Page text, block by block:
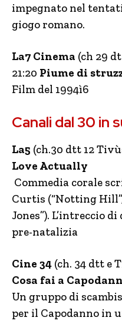
impegnato nel
giogo romano.
La7 Cinema (ch 29
21:20 Piume di
Film del 1994ì6
Canali dal 30 in
La5 (ch.30 dtt 12
Love Actually
Commedia corale
Curtis (“Notting
Jones”). L’intreccio
pre-natalizia
Cine 34 (ch. 34 dtt e
Cosa fai a
Un gruppo di
per il Capodanno in